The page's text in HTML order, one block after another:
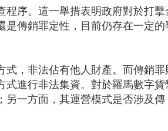
序。這一舉措表明政府對於打擊
傳銷罪定性，目前仍存在一定的
，非法佔有他人財產。而傳銷罪
進行非法集資。對於羅馬數字貨
另一方面，其運營模式是否涉及傳